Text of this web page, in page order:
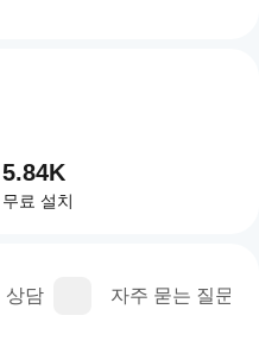
상담 자주 묻는 질문
5.84K
무료 설치